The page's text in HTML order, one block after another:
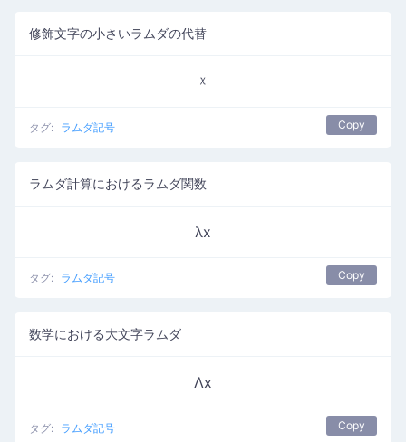
修飾文字の小さいラムダの代替
ᵡ
タグ: ラムダ記号 Copy
ラムダ計算におけるラムダ関数
λx
タグ: ラムダ記号 Copy
数学における大文字ラムダ
Λx
タグ: ラムダ記号 Copy